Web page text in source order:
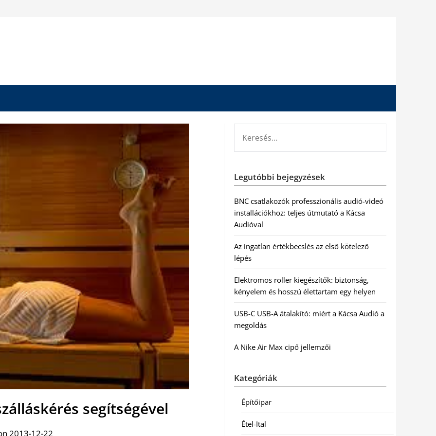
segítségével
2013-12-22
Legutóbbi bejegyzések
BNC csatlakozók professzionális audió-videó
installációkhoz: teljes útmutató a Kácsa
Audióval
Az ingatlan értékbecslés az első kötelező
lépés
Elektromos roller kiegészítők: biztonság,
kényelem és hosszú élettartam egy helyen
USB-C USB-A átalakító: miért a Kácsa Audió a
megoldás
A Nike Air Max cipő jellemzői
Kategóriák
Építőipar
Étel-Ital